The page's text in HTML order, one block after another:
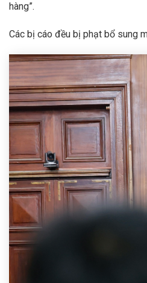
hàng”.
Các bị cáo đều bị phạt bổ sung